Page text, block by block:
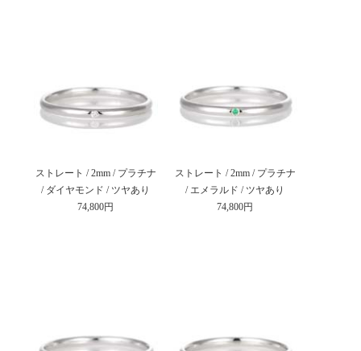
ストレート / 2mm / プラチナ
/ ダイヤモンド / ツヤあり
74,800円
ストレート / 2mm / プラチナ
/ エメラルド / ツヤあり
74,800円